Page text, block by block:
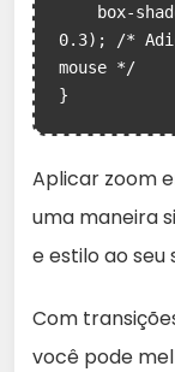
0.3); /*
mouse */
}
Aplicar zoom
uma maneira
e estilo ao seu
Com
você pode